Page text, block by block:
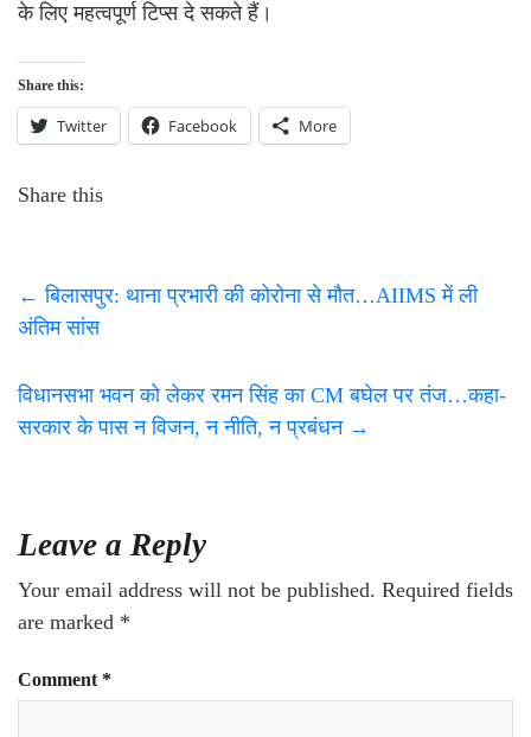
के लिए महत्वपूर्ण टिप्स दे सकते हैं।
Share this:
Twitter Facebook More
Share this
← बिलासपुर: थाना प्रभारी की कोरोना से मौत…AIIMS में ली
अंतिम सांस
विधानसभा भवन को लेकर रमन सिंह का CM बघेल पर तंज…कहा-
सरकार के पास न विजन, न नीति, न प्रबंधन →
Leave a Reply
Your email address will not be published. Required fields
are marked *
Comment *